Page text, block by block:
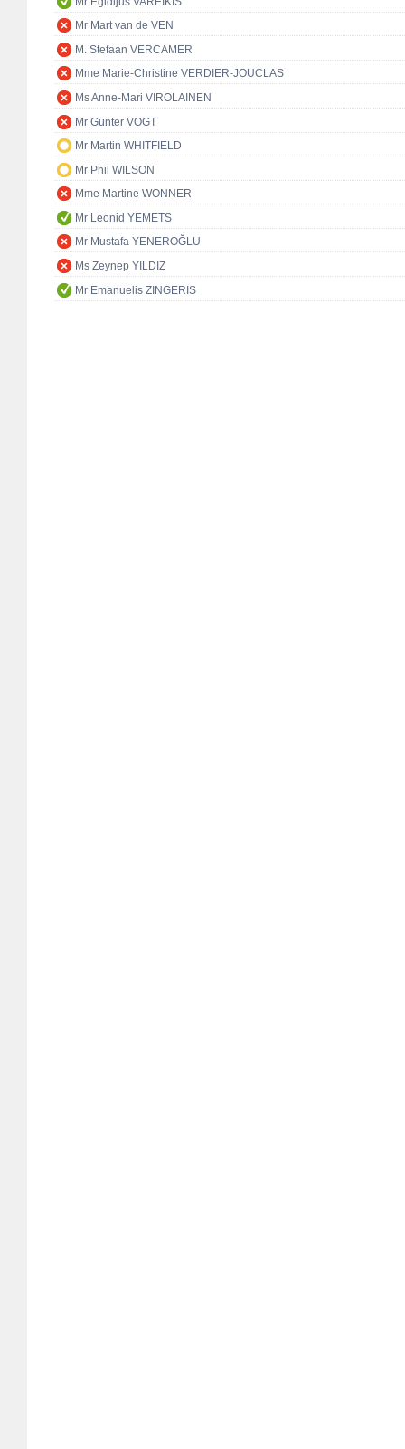
Mr Mart van de VEN
M. Stefaan VERCAMER
Mme Marie-Christine VERDIER-JOUCLAS
Ms Anne-Mari VIROLAINEN
Mr Günter VOGT
Mr Martin WHITFIELD
Mr Phil WILSON
Mme Martine WONNER
Mr Leonid YEMETS
Mr Mustafa YENEROĞLU
Ms Zeynep YILDIZ
Mr Emanuelis ZINGERIS